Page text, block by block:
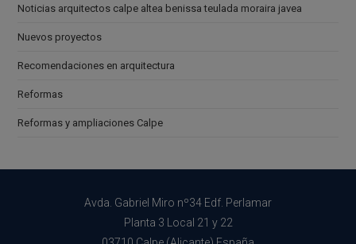
Noticias arquitectos calpe altea benissa teulada moraira javea
Nuevos proyectos
Recomendaciones en arquitectura
Reformas
Reformas y ampliaciones Calpe
Avda. Gabriel Miro nº34 Edf. Perlamar
Planta 3 Local 21 y 22